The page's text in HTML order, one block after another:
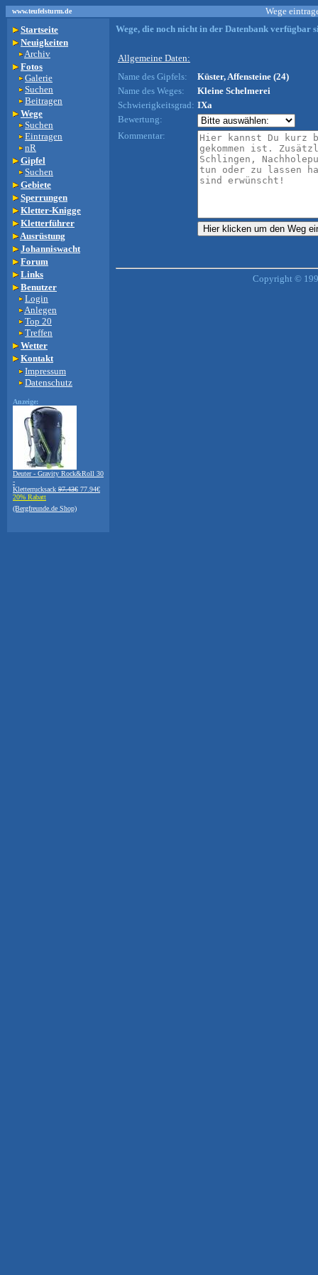
www.teufelsturm.de
Wege
Startseite
Neuigkeiten
Archiv
Fotos
Galerie
Suchen
Beitragen
Wege
Suchen
Eintragen
nR
Gipfel
Suchen
Gebiete
Sperrungen
Kletter-Knigge
Kletterführer
Ausrüstung
Johanniswacht
Forum
Links
Benutzer
Login
Anlegen
Top 20
Treffen
Wetter
Kontakt
Impressum
Datenschutz
Anzeige:
Deuter - Gravity Rock&Roll 30
-
Kletterrucksack 97.43€ 77.94€
20% Rabatt
(Bergfreunde.de Shop)
Wege, die noch nicht in der Datenbank verfügbar
Allgemeine Daten:
Name des Gipfels:
Küster, Affensteine (24)
Name des Weges:
Kleine Schelmerei
Schwierigkeitsgrad: IXa
Bewertung:
Kommentar:
Copyright ©